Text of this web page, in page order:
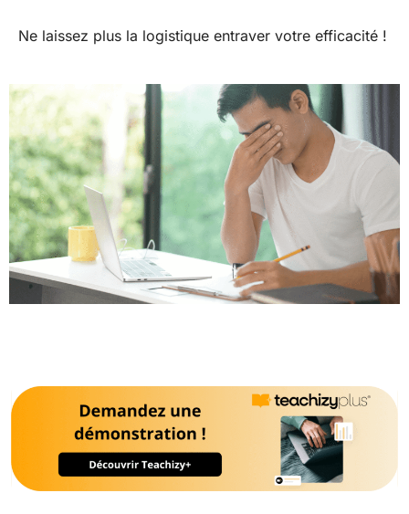
Ne laissez plus la logistique entraver votre efficacité !